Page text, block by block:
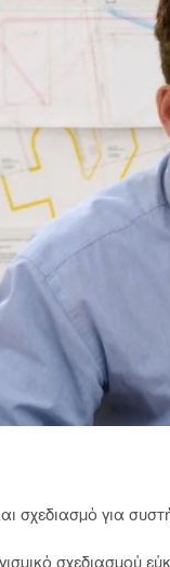
σχεδιασμό για
σχεδιασμού